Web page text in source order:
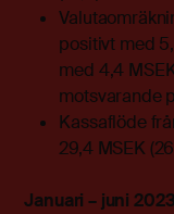
positivt med
med 4,4
motsvarande
Kassaflöde
29,4 MSEK
Januari – juni 2023